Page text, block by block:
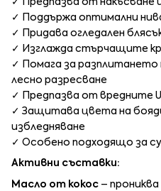
✓ Предпазва от
✓ Поддържа оптимални
✓ Придава огледален
✓ Изглажда стърчащите
✓ Помага за разплитането
лесно разресване
✓ Предпазва от вредните
✓ Защитава цвета на
избледняване
✓ Особено подходящо за
Активни съставки:
Масло от кокос –